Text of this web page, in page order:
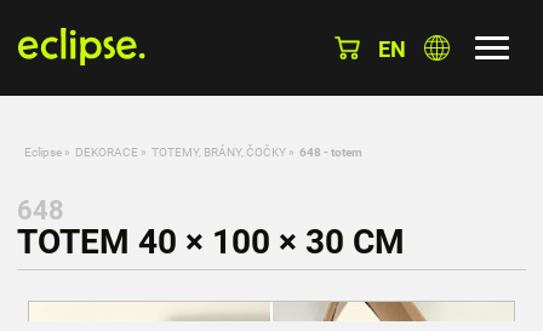
EN
Eclipse » DEKORACE » TOTEMY, BRÁNY, ČOČKY » 648 - totem
648
TOTEM 40 × 100 × 30 CM